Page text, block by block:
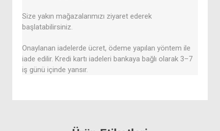
Size yakın mağazalarımızı ziyaret ederek
başlatabilirsiniz.
Onaylanan iadelerde ücret, ödeme yapılan yöntem ile
iade edilir. Kredi kartı iadeleri bankaya bağlı olarak 3–7
iş günü içinde yansır.